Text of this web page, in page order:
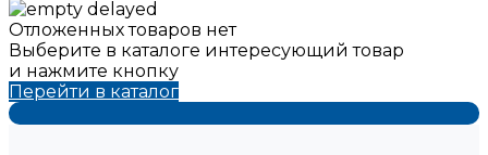
Отложенных товаров нет
Выберите в каталоге интересующий товар
и нажмите кнопку
Перейти в каталог